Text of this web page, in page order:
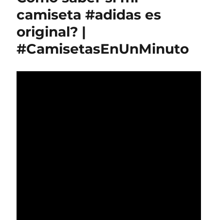
camiseta #adidas es
original? |
#CamisetasEnUnMinuto